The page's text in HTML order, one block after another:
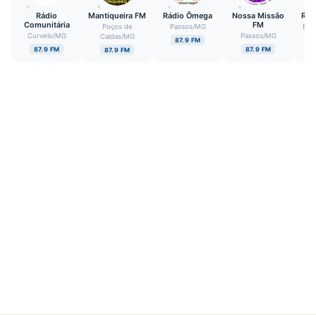
Rádio
Comunitária
Curvelo/MG
87.9 FM
Mantiqueira FM
Poços de
Caldas/MG
87.9 FM
Rádio Ômega
Passos/MG
87.9 FM
Nossa Missão
FM
Passos/MG
87.9 FM